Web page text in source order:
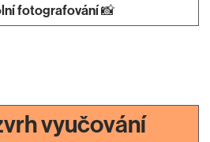
fotografování📸
vyučování